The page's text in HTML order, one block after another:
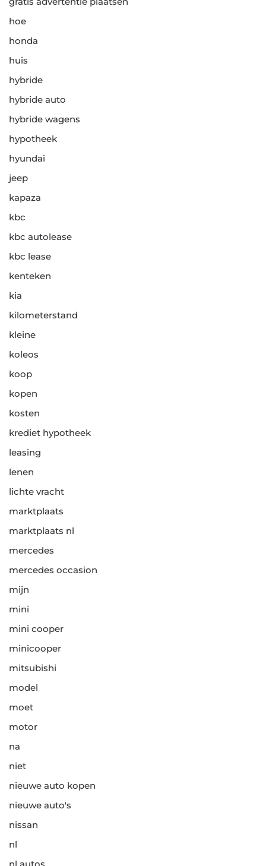
hoe
honda
huis
hybride
hybride auto
hybride wagens
hypotheek
hyundai
jeep
kapaza
kbc
kbc autolease
kbc lease
kenteken
kia
kilometerstand
kleine
koleos
koop
kopen
kosten
krediet hypotheek
leasing
lenen
lichte vracht
marktplaats
marktplaats nl
mercedes
mercedes occasion
mijn
mini
mini cooper
minicooper
mitsubishi
model
moet
motor
na
niet
nieuwe auto kopen
nieuwe auto's
nissan
nl